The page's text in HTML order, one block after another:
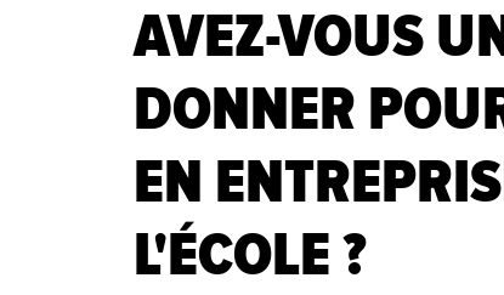
AVEZ-VOUS
DONNER
EN
L'ÉCOLE ?